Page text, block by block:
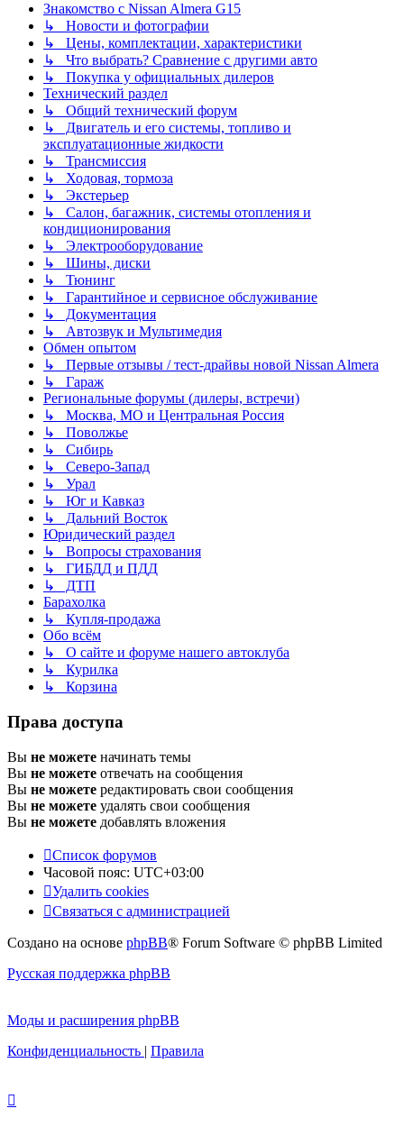
Знакомство с Nissan Almera G15
↳ Новости и фотографии
↳ Цены, комплектации, характеристики
↳ Что выбрать? Сравнение с другими авто
↳ Покупка у официальных дилеров
Технический раздел
↳ Общий технический форум
↳ Двигатель и его системы, топливо и
эксплуатационные жидкости
↳ Трансмиссия
↳ Ходовая, тормоза
↳ Экстерьер
↳ Салон, багажник, системы отопления и
кондиционирования
↳ Электрооборудование
↳ Шины, диски
↳ Тюнинг
↳ Гарантийное и сервисное обслуживание
↳ Документация
↳ Автозвук и Мультимедия
Обмен опытом
↳ Первые отзывы / тест-драйвы новой Nissan Almera
↳ Гараж
Региональные форумы (дилеры, встречи)
↳ Москва, МО и Центральная Россия
↳ Поволжье
↳ Сибирь
↳ Северо-Запад
↳ Урал
↳ Юг и Кавказ
↳ Дальний Восток
Юридический раздел
↳ Вопросы страхования
↳ ГИБДД и ПДД
↳ ДТП
Барахолка
↳ Купля-продажа
Обо всём
↳ О сайте и форуме нашего автоклуба
↳ Курилка
↳ Корзина
Права доступа
Вы не можете начинать темы
Вы не можете отвечать на сообщения
Вы не можете редактировать свои сообщения
Вы не можете удалять свои сообщения
Вы не можете добавлять вложения
Список форумов
Часовой пояс: UTC+03:00
Удалить cookies
Связаться с администрацией
Создано на основе phpBB® Forum Software © phpBB Limited
Русская поддержка phpBB
Моды и расширения phpBB
Конфиденциальность | Правила